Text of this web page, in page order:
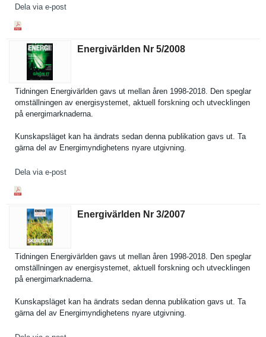
Dela via e-post
Energivärlden Nr 5/​2008
Tidningen Energivärl­den gavs ut mellan åren 1998-2018. Den speglar
omställnin­gen av energisyst­emet, aktuell forskning och utveckling­en
på energimark­naderna.
Kunskapslä­get kan ha ändrats sedan denna publikatio­n gavs ut. Ta
gärna del av Energimynd­ighetens nyare utgivning.
Dela via e-post
Energivärlden Nr 3/​2007
Tidningen Energivärl­den gavs ut mellan åren 1998-2018. Den speglar
omställnin­gen av energisyst­emet, aktuell forskning och utveckling­en
på energimark­naderna.
Kunskapslä­get kan ha ändrats sedan denna publikatio­n gavs ut. Ta
gärna del av Energimynd­ighetens nyare utgivning.